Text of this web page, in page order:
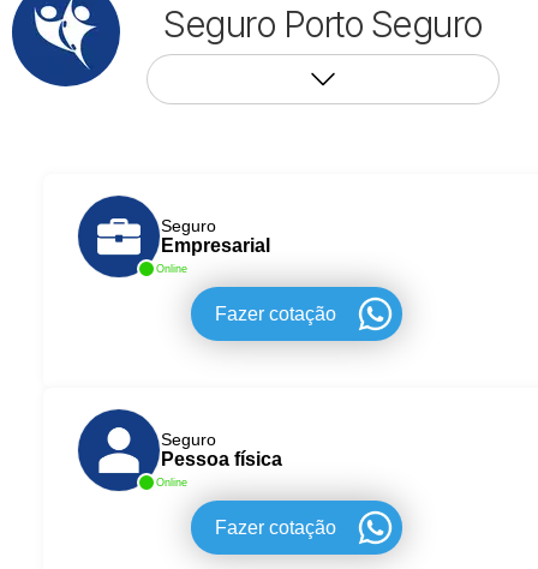
Seguro Porto Seguro
Online
Seguro
Empresarial
Fazer cotação
Online
Seguro
Pessoa física
Fazer cotação